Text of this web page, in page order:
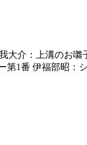
介：上溝のお
第1番 伊福部昭：